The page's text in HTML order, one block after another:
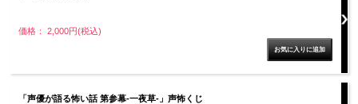
価格： 2,000円(税込)
「声優が語る怖い話 第参幕‐一夜草‐」声怖くじ